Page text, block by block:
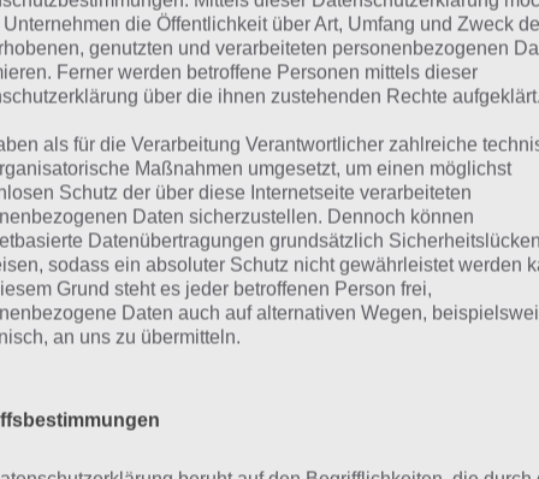
Weg zu räumen.
deine Waffen, Rüstungen – setz andere Charaktere
oder verbünde dich mit deinen Freunden
zu gehen.
Herausforderungen und ein Mehrspieler
Epic Heroes rund um die Uhr zur Verfügung.
kurzer Einblick ins
Heroes
Start des Spiels Elements Epic Heroes fällt eines direkt
unglaublich gute Grafik und einen tollen Sound,
Unternehmen die Öffentlichkeit über Art, Umfang und Zweck
genutzten und verarbeiteten personenbezogenen
Ferner werden betroffene Personen mittels dieser
über die ihnen zustehenden Rechte aufgeklärt.
als für die Verarbeitung Verantwortlicher zahlreiche
Maßnahmen umgesetzt, um einen möglichst
Schutz der über diese Internetseite verarbeiteten
Daten sicherzustellen. Dennoch können
Datenübertragungen grundsätzlich Sicherheitslücken
sodass ein absoluter Schutz nicht gewährleistet werden
Grund steht es jeder betroffenen Person frei,
Daten auch auf alternativen Wegen,
an uns zu übermitteln.